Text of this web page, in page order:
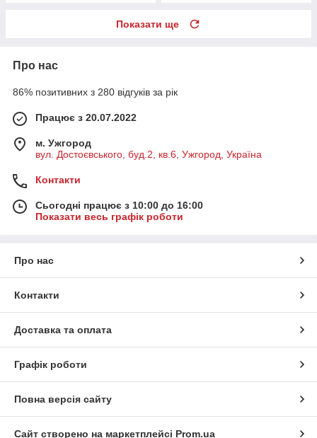
Показати ще
Про нас
86% позитивних з 280 відгуків за рік
Працює з 20.07.2022
м. Ужгород
вул. Достоєвського, буд.2, кв.6, Ужгород, Україна
Контакти
Сьогодні працює з 10:00 до 16:00
Показати весь графік роботи
Про нас
Контакти
Доставка та оплата
Графік роботи
Повна версія сайту
Сайт створено на маркетплейсі Prom.ua